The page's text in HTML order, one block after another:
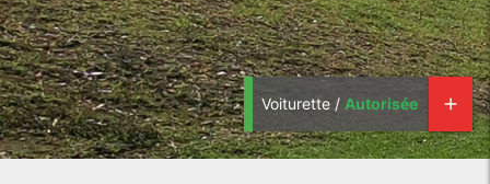
Voiturette / Autorisée add